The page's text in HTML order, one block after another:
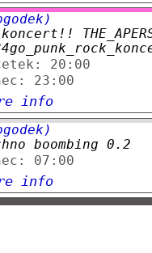
20:00
23:00
info
boombing 0.2
07:00
info